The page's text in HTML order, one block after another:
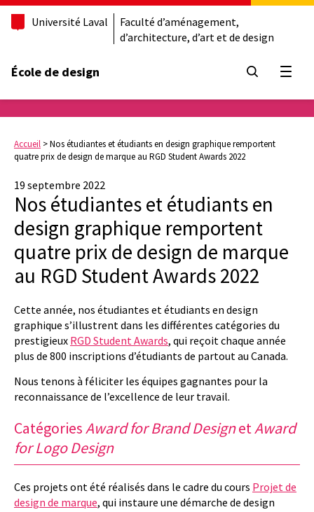
Université Laval
Faculté d’aménagement,
d’architecture, d’art et de design
École de design
Accueil >Nos étudiantes et étudiants en design graphique remportent
quatre prix de design de marque au RGD Student Awards 2022
19 septembre 2022
Nos étudiantes et étudiants en
design graphique remportent
quatre prix de design de marque
au RGD Student Awards 2022
Cette année, nos étudiantes et étudiants en design
graphique s’illustrent dans les différentes catégories du
prestigieux RGD Student Awards, qui reçoit chaque année
plus de 800 inscriptions d’étudiants de partout au Canada.
Nous tenons à féliciter les équipes gagnantes pour la
reconnaissance de l’excellence de leur travail.
CatégoriesAward for Brand DesignetAward
for Logo Design
Ces projets ont été réalisés dans le cadre du cours Projet de
design de marque, qui instaure une démarche de design